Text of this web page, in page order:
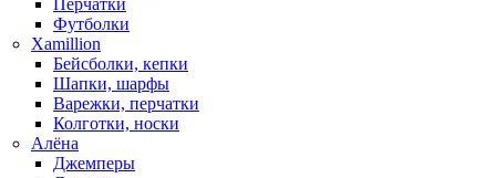
Перчатки
Футболки
Xamillion
Бейсболки, кепки
Шапки, шарфы
Варежки, перчатки
Колготки, носки
Алёна
Джемперы